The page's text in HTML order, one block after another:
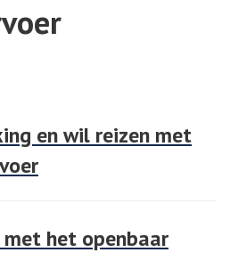
en wil reizen met
het openbaar